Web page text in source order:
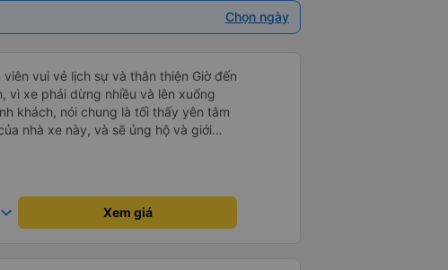
Chọn ngày
vui vẻ lịch sự và thân thiện Giờ đến
vì xe phải dừng nhiều và lên xuống
khách, nói chung là tối thấy yên tâm
nhà xe này, và sẽ ủng hộ và giới
dụng dịch vụ của nhà xe này
keyboard_arrow_down Xem giá